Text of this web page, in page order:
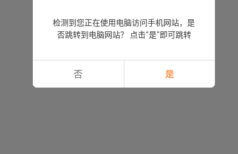
检测到您正在使用电脑访问手机网站，是
否跳转到电脑网站？ 点击“是”即可跳转
否 是